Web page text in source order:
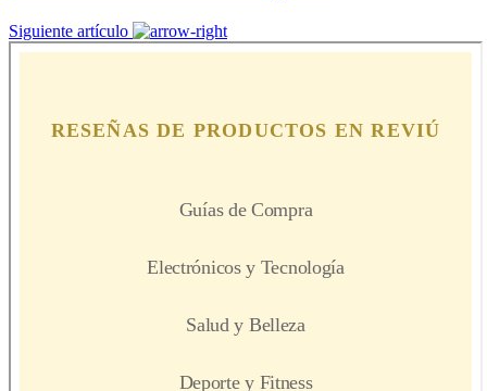
Siguiente artículo